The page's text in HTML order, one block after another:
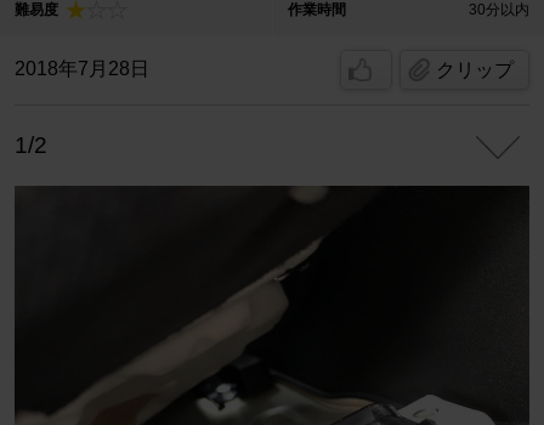
難易度 作業時間 30分以内
2018年7月28日 クリップ
1/2